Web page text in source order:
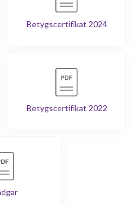
Betygscertifikat 2024
Betygscertifikat 2022